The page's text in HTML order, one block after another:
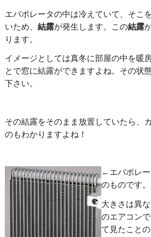
エバポレータの中は冷えていて、そこ
いため、 結露が発生します。この結露
ります。
イメージとしては真冬に部屋の中を暖
とで窓に結露ができますよね。その状
下さい。
その結露をそのまま放置していたら、
のもわかりますよね！
←エバポレ
のものです。
大きさは異
のエアコン
て見たこと